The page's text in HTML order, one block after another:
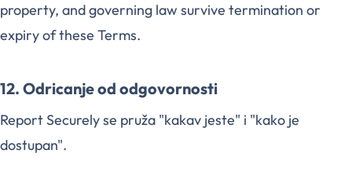
property, and governing law survive termination or
expiry of these Terms.
12. Odricanje od odgovornosti
Report Securely se pruža "kakav jeste" i "kako je
dostupan".